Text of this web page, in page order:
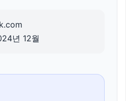
년 12월